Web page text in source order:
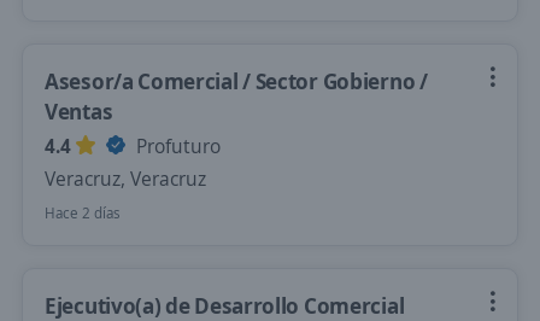
Asesor/a Comercial / Sector Gobierno /
Ventas
4.4
Profuturo
Veracruz, Veracruz
Hace 2 días
Ejecutivo(a) de Desarrollo Comercial